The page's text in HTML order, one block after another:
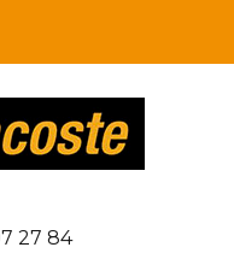
27 84